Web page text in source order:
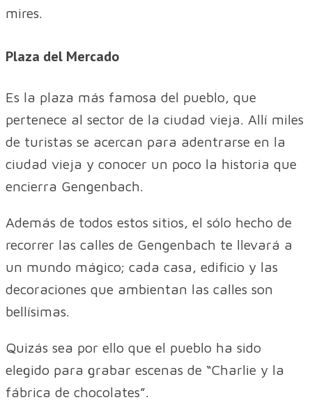
mires.
Plaza del Mercado
Es la plaza más famosa del pueblo, que
pertenece al sector de la ciudad vieja. Allí miles
de turistas se acercan para adentrarse en la
ciudad vieja y conocer un poco la historia que
encierra Gengenbach.
Además de todos estos sitios, el sólo hecho de
recorrer las calles de Gengenbach te llevará a
un mundo mágico; cada casa, edificio y las
decoraciones que ambientan las calles son
bellísimas.
Quizás sea por ello que el pueblo ha sido
elegido para grabar escenas de “Charlie y la
fábrica de chocolates”.